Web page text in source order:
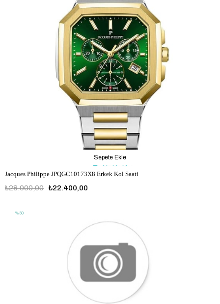
Jacques Philippe JPQGC10173X8 Erkek Kol Saati
₺22.400,00
₺28.000,00
Sepete Ekle
%30